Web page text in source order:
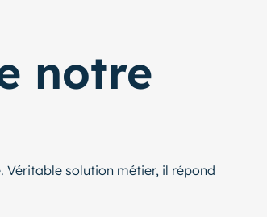
notre
Véritable solution métier, il répond